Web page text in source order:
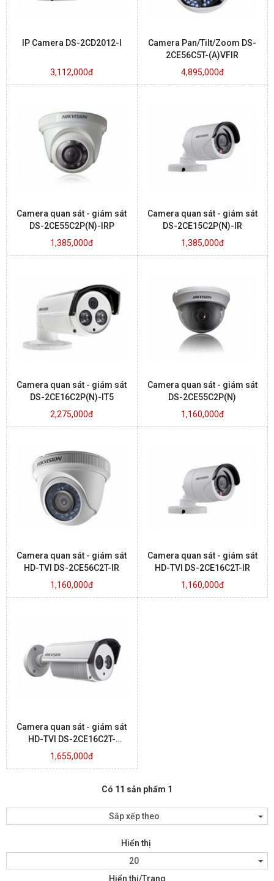
IP Camera DS-2CD2012-I
3,112,000đ
Camera Pan/Tilt/Zoom DS-
2CE56C5T-(A)VFIR
4,895,000đ
Camera quan sát - giám sát
DS-2CE55C2P(N)-IRP
1,385,000đ
Camera quan sát - giám sát
DS-2CE15C2P(N)-IR
1,385,000đ
Camera quan sát - giám sát
DS-2CE16C2P(N)-IT5
2,275,000đ
Camera quan sát - giám sát
DS-2CE55C2P(N)
1,160,000đ
Camera quan sát - giám sát
HD-TVI DS-2CE56C2T-IR
1,160,000đ
Camera quan sát - giám sát
HD-TVI DS-2CE16C2T-IR
1,160,000đ
Camera quan sát - giám sát
HD-TVI DS-2CE16C2T-
IT1.IT3
1,655,000đ
Có 11 sản phẩm 1
Sắp xếp theo
Hiển thị
20
Hiển thị/Trang